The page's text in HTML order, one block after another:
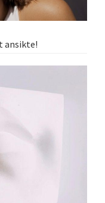
ansikte!